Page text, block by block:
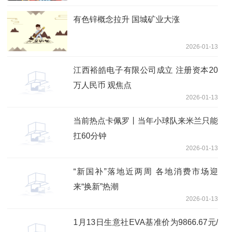
有色锌概念拉升 国城矿业大涨
2026-01-13
江西裕皓电子有限公司成立 注册资本20
万人民币 观焦点
2026-01-13
当前热点卡佩罗丨当年小球队来米兰只能
扛60分钟
2026-01-13
“新国补”落地近两周 各地消费市场迎
来“换新”热潮
2026-01-13
1月13日生意社EVA基准价为9866.67元/